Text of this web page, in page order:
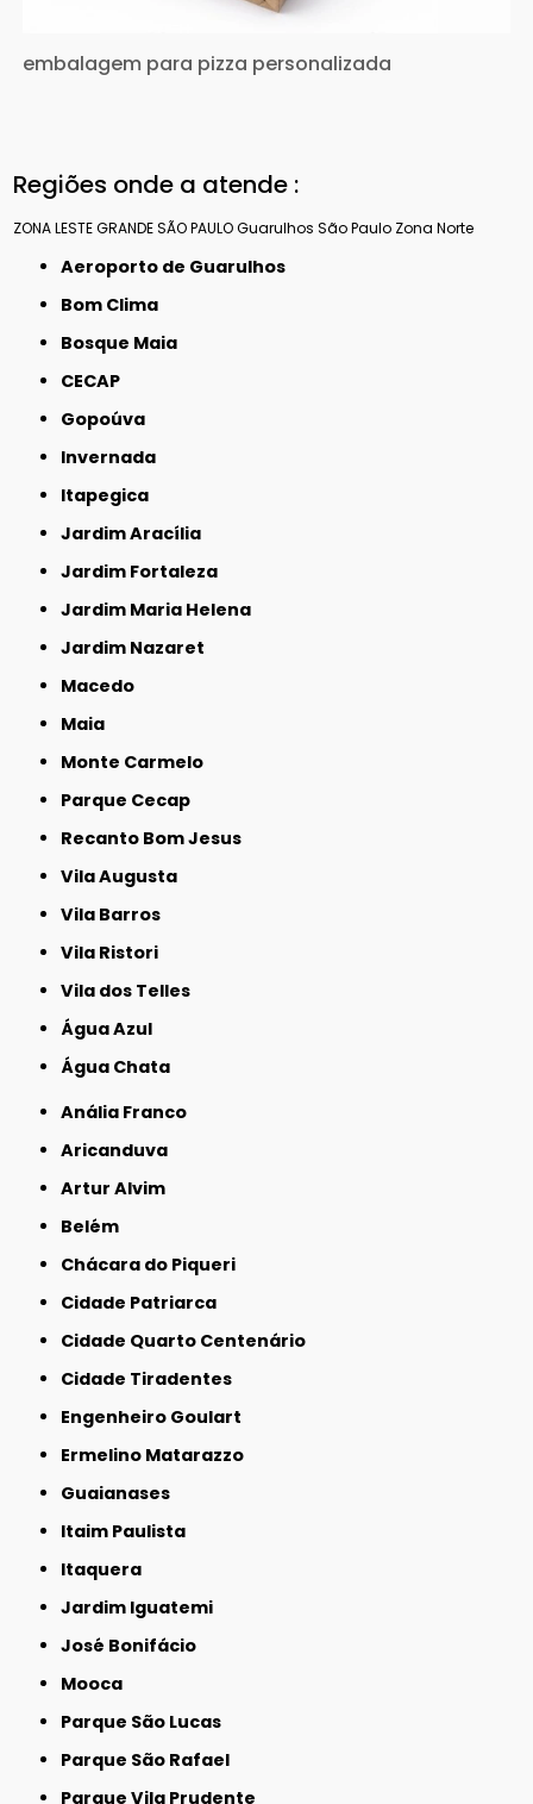
embalagem para pizza personalizada
Regiões onde a atende :
ZONA LESTEGRANDE SÃO PAULOGuarulhos São Paulo Zona Norte
Aeroporto de Guarulhos
Bom Clima
Bosque Maia
CECAP
Gopoúva
Invernada
Itapegica
Jardim Aracília
Jardim Fortaleza
Jardim Maria Helena
Jardim Nazaret
Macedo
Maia
Monte Carmelo
Parque Cecap
Recanto Bom Jesus
Vila Augusta
Vila Barros
Vila Ristori
Vila dos Telles
Água Azul
Água Chata
Anália Franco
Aricanduva
Artur Alvim
Belém
Chácara do Piqueri
Cidade Patriarca
Cidade Quarto Centenário
Cidade Tiradentes
Engenheiro Goulart
Ermelino Matarazzo
Guaianases
Itaim Paulista
Itaquera
Jardim Iguatemi
José Bonifácio
Mooca
Parque São Lucas
Parque São Rafael
Parque Vila Prudente